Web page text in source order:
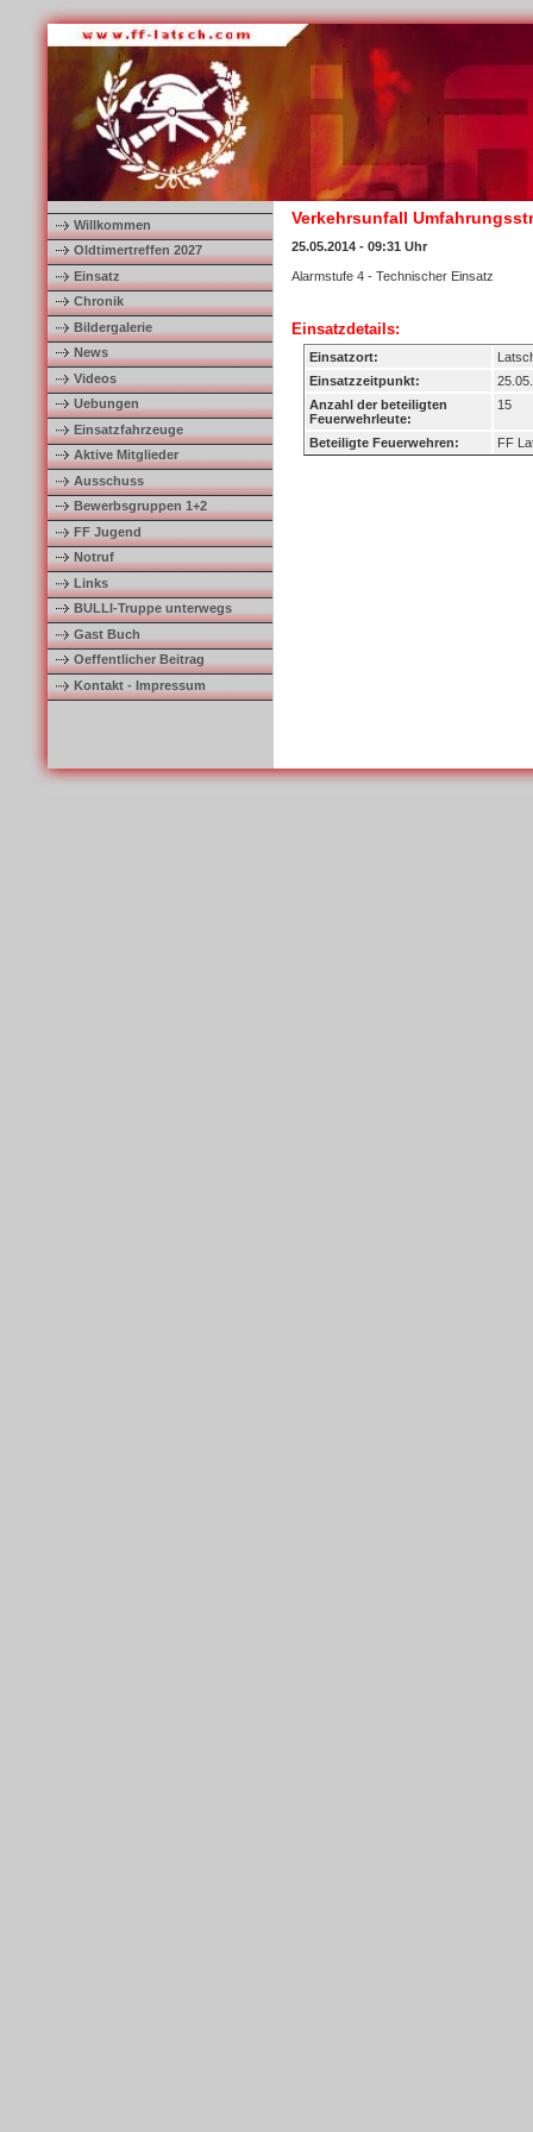
Willkommen
Oldtimertreffen 2027
Einsatz
Chronik
Bildergalerie
News
Videos
Uebungen
Einsatzfahrzeuge
Aktive Mitglieder
Ausschuss
Bewerbsgruppen 1+2
FF Jugend
Notruf
Links
BULLI-Truppe unterwegs
Gast Buch
Oeffentlicher Beitrag
Kontakt - Impressum
Verkehrsunfall
25.05.2014 - 09:31 Uhr
Alarmstufe 4 - Technischer Einsatz
Einsatzdetails:
Einsatzort:
Einsatzzeitpunkt:
Anzahl der beteiligten
Feuerwehrleute:
15
Beteiligte Feuerwehren: FF